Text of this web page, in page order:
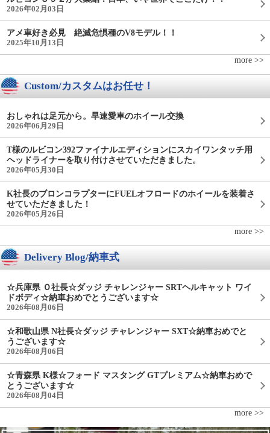
2026年02月03日
アメ車好き必見 絶滅危惧種のV8モデル！！
2025年10月13日
more >>
Custom/カスタムはお任せ！
おしゃれは足元から。早速愛車のホイール交換
2026年06月29日
T様のルビコン392ファイナルエディションにスカイワンタッチ用
ヘッドライナーを取り付けさせていただきました。
2026年05月30日
K社長のブロンコラプターにFUELオフロードのホイールを装着さ
せていただきました！
2026年05月26日
more >>
Delivery Blog/納車式
☆兵庫県 Ｏ社長☆ダッジ チャレンジャー SRTヘルキャット ワイ
ドボディ☆納車おめでとうございます☆
2026年08月06日
☆和歌山県 N社長☆ダッジ チャレンジャー SXT☆納車おめでと
うございます☆
2026年08月06日
☆青森県 K様☆フォード マスタング GTプレミアム☆納車おめで
とうございます☆
2026年08月04日
more >>